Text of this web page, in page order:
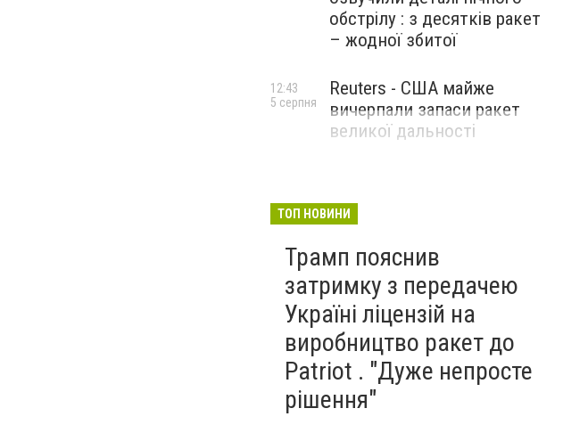
обстрілу : з десятків ракет
– жодної збитої
Reuters - США майже
вичерпали запаси ракет
великої дальності
12:43
5 серпня
ТОП НОВИНИ
Трамп пояснив
затримку з передачею
Україні ліцензій на
виробництво ракет до
Patriot . "Дуже непросте
рішення"